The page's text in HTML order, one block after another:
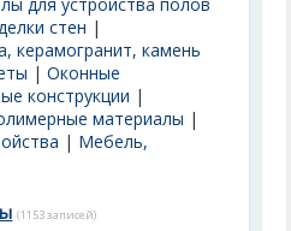
стен |
керамогранит, камень
|Оконные
конструкции |
материалы |
| Мебель,
(1153 записей)